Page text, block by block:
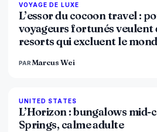
VOYAGE DE LUXE
L’essor du cocoon travel :
voyageurs fortunés veulent
resorts qui excluent le
PAR Marcus Wei
UNITED STATES
L’Horizon : bungalows mid-
Springs, calme adulte